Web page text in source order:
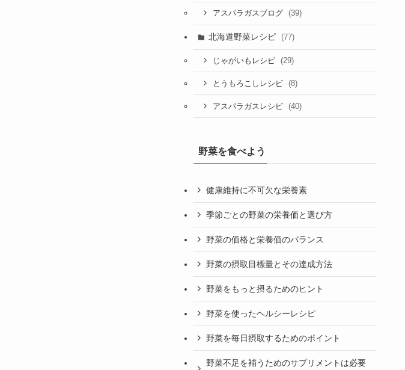
アスパラガスブログ (39)
北海道野菜レシピ (77)
じゃがいもレシピ (29)
とうもろこしレシピ (8)
アスパラガスレシピ (40)
野菜を食べよう
健康維持に不可欠な栄養素
季節ごとの野菜の栄養価と選び方
野菜の価格と栄養価のバランス
野菜の摂取目標量とその達成方法
野菜をもっと摂るためのヒント
野菜を使ったヘルシーレシピ
野菜を毎日摂取するためのポイント
野菜不足を補うためのサプリメントは必要